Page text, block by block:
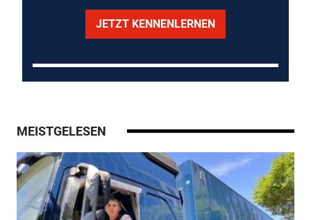
JETZT KENNENLERNEN
MEISTGELESEN